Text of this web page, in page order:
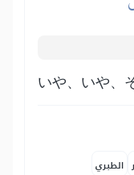
いや、いや、
الطبري